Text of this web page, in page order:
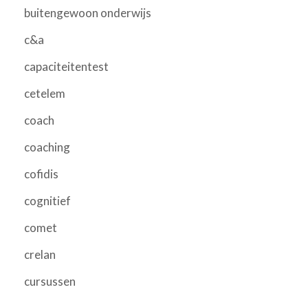
buitengewoon onderwijs
c&a
capaciteitentest
cetelem
coach
coaching
cofidis
cognitief
comet
crelan
cursussen